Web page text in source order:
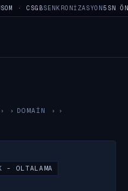
· CSGBSENKRONIZASYON5SN
› DOMAIN
›
- OLTALAMA